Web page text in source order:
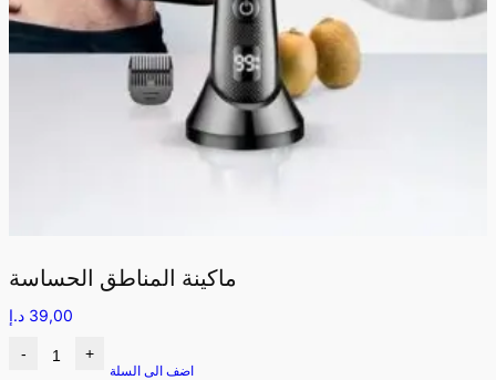
ماكينة المناطق الحساسة
39,00 د.إ
- +
اضف الى السلة